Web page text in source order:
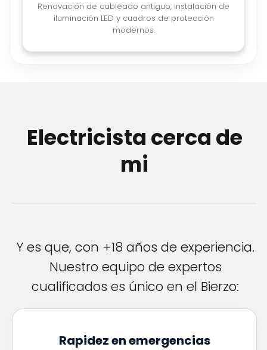
Renovación de cableado antiguo, instalación de
iluminación LED y cuadros de protección
modernos.
Electricista cerca de
mi
Y es que, con +18 años de experiencia.
Nuestro equipo de expertos
cualificados es único en el Bierzo:
Rapidez en emergencias